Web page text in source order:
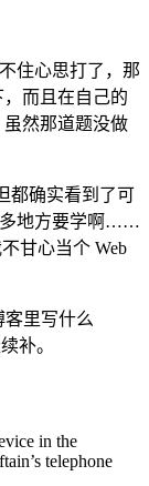
住心思打了，那
而且在自己的
虽然那道题没做
都确实看到了可
多地方要学啊……
甘心当个 Web
客里写什么
补。
in the
telephone